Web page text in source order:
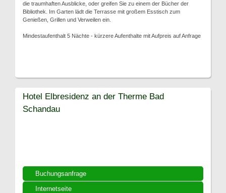
die traumhaften Ausblicke, oder greifen Sie zu einem der Bücher der
Bibliothek. Im Garten lädt die Terrasse mit großem Esstisch zum
Genießen, Grillen und Verweilen ein.
Mindestaufenthalt 5 Nächte - kürzere Aufenthalte mit Aufpreis auf Anfrage
Buchungsanfrage
Internetseite
Hotel Elbresidenz an der Therme Bad
Schandau